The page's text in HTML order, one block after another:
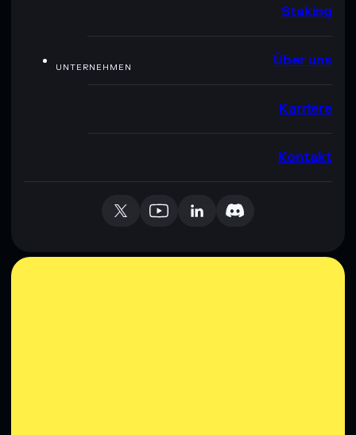
Staking
UNTERNEHMEN Über uns
Karriere
Kontakt